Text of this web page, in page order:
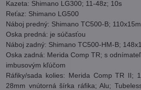
Kazeta: Shimano LG300; 11-48z; 10s
Reťaz: Shimano LG500
Náboj predný: Shimano TC500-B;
Oska predná: je súčasťou
Náboj zadný: Shimano TC500-HM-B;
Oska zadná: Merida Comp TR; s
imbusovým kľúčom
Ráfiky/sada kolies: Merida Comp TR II;
28mm vnútorná šírka ráfika; Alu;